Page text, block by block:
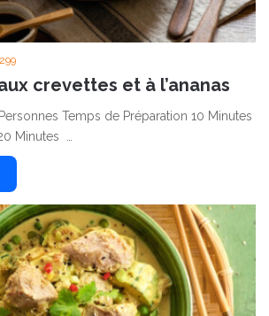
299
crevettes et à l’ananas
Temps de Préparation 10 Minutes
Minutes …